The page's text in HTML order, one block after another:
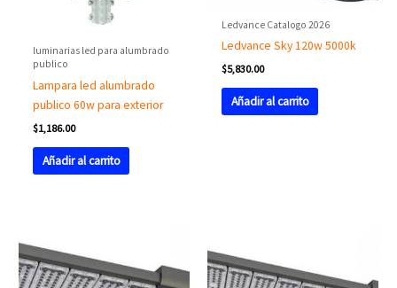
luminarias led para alumbrado
publico
Lampara led alumbrado
publico 60w para exterior
$1,186.00
Añadir al carrito
Ledvance Catalogo 2026
Ledvance Sky 120w 5000k
$5,830.00
Añadir al carrito